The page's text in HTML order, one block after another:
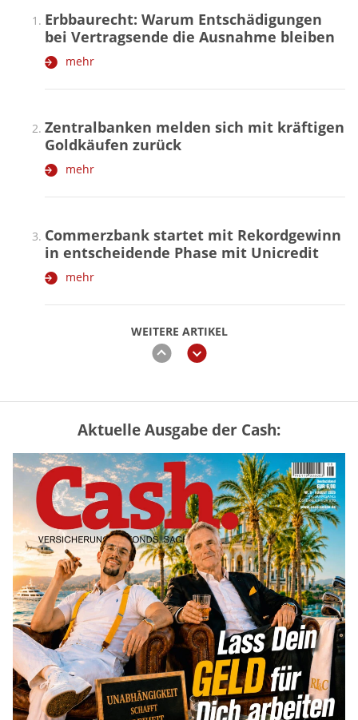
WEITERE ARTIKEL
zurückweiter
Erbbaurecht: Warum Entschädigungen
bei Vertragsende die Ausnahme bleiben
mehr
Zentralbanken melden sich mit kräftigen
Goldkäufen zurück
mehr
Commerzbank startet mit Rekordgewinn
in entscheidende Phase mit Unicredit
mehr
Mütterrente III Tabelle: So viel Renten-
Nachzahlung ist pro Kind möglich
mehr
„Jung kauft Alt“ 2026: Neue Förderung im
Überblick – Tabelle mit Kreditbeträgen
und Einkommensgrenzen
mehr
Bitcoin im Wartemodus: Fed und CLARITY
Act geben die Richtung vor
mehr
Aktuelle Ausgabe der Cash: